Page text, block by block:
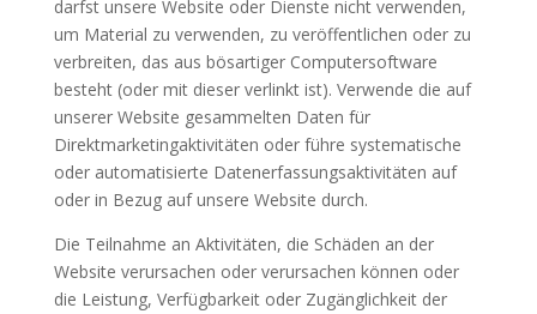
darfst unsere Website oder Dienste nicht verwenden,
um Material zu verwenden, zu veröffentlichen oder zu
verbreiten, das aus bösartiger Computersoftware
besteht (oder mit dieser verlinkt ist). Verwende die auf
unserer Website gesammelten Daten für
Direktmarketingaktivitäten oder führe systematische
oder automatisierte Datenerfassungsaktivitäten auf
oder in Bezug auf unsere Website durch.
Die Teilnahme an Aktivitäten, die Schäden an der
Website verursachen oder verursachen können oder
die Leistung, Verfügbarkeit oder Zugänglichkeit der